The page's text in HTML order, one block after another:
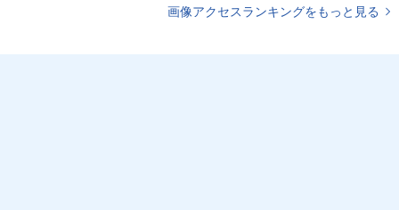
画像アクセスランキングをもっと見る